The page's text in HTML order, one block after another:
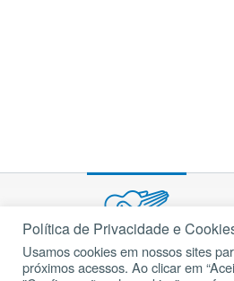
cancaonova.com© 2002 – 2026
Todos os direitos reservados.
Política de Privacidade e
Usamos cookies em nossos sites
próximos acessos. Ao clicar em